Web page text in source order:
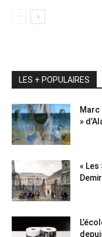
LES + POPULAIRES
Marc
»
« Les